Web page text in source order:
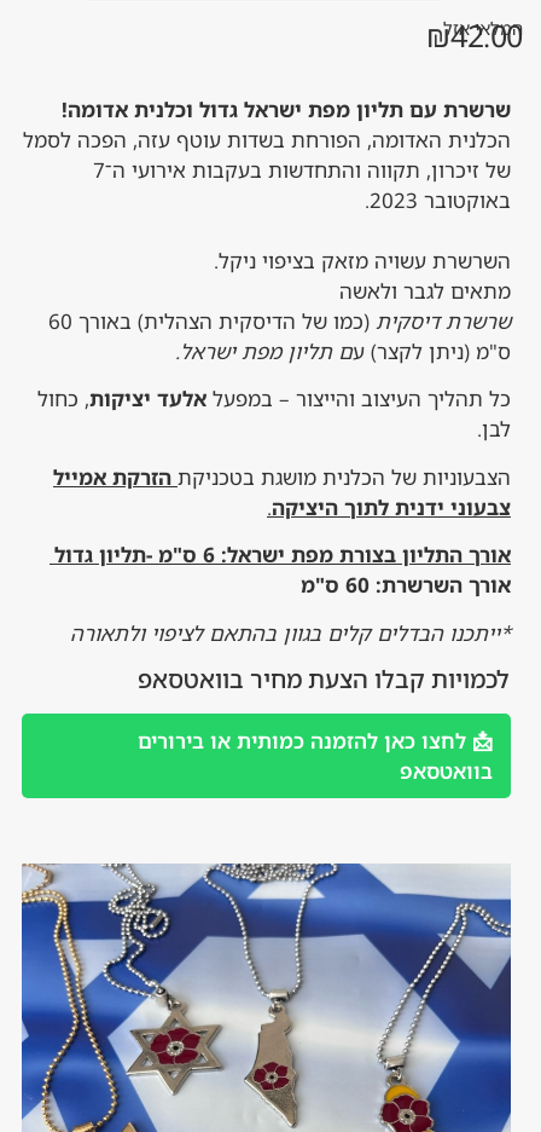
₪אזל
עם תליון מפת ישראל גדול וכלנית אדומה!
האדומה, הפורחת בשדות עוטף עזה, הפכה לסמל
של זיכרון, תקווה והתחדשות בעקבות אירועי ה־7
2023.
עשויה מזאק בציפוי ניקל.
לגבר ולאשה
דיסקית
(כמו של הדיסקית הצהלית) באורך 60
לקצר) עם תליון מפת ישראל.
העיצוב והייצור – במפעלאלעד יציקות , כחול
של הכלנית מושגת בטכניקת הזרקת אמייל
ידנית לתוך היציקה.
בצורת מפת ישראל: 6 ס"מ -תליון גדול
השרשרת: 60 ס"מ
הבדלים קלים בגוון בהתאם לציפוי ולתאורה
קבלו הצעת מחיר בוואטסאפ
לחצו כאן להזמנה כמותית או בירורים